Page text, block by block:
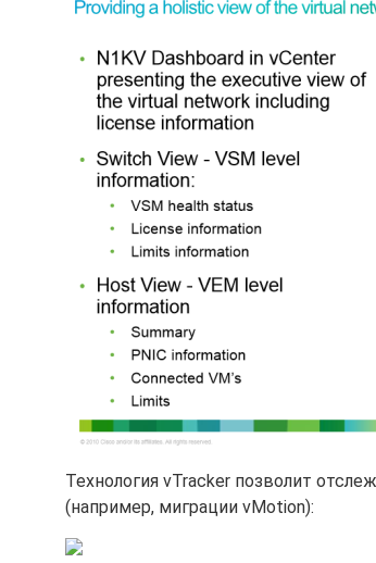
Технология vTracker позволит
(например, миграции vMotion):